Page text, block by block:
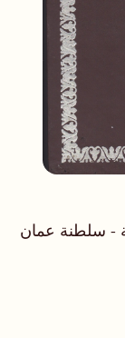
- سلطنة عمان